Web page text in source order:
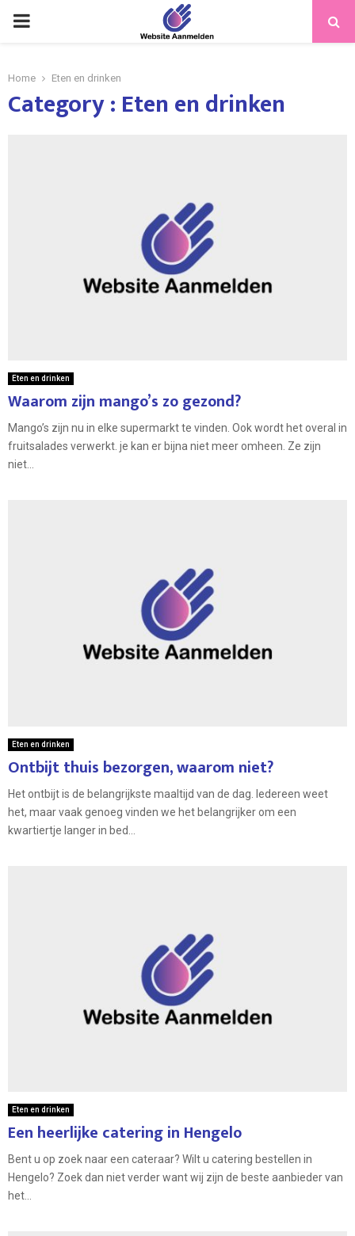
PRIMARY
Home Eten en drinken
Category : Eten en drinken
Eten en drinken
Waarom zijn mango’s zo gezond?
Mango’s zijn nu in elke supermarkt te vinden. Ook wordt het overal in
fruitsalades verwerkt. je kan er bijna niet meer omheen. Ze zijn
niet...
Eten en drinken
Ontbijt thuis bezorgen, waarom niet?
Het ontbijt is de belangrijkste maaltijd van de dag. Iedereen weet
het, maar vaak genoeg vinden we het belangrijker om een
kwartiertje langer in bed...
Eten en drinken
Een heerlijke catering in Hengelo
Bent u op zoek naar een cateraar? Wilt u catering bestellen in
Hengelo? Zoek dan niet verder want wij zijn de beste aanbieder van
het...